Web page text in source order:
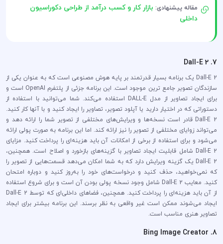
مقاله پیشنهادی: بازار کار و کسب درآمد از طراحی دکوراسیون
داخلی
7. Dall-E 2
Dall-E 2 یک برنامه بسیار قدرتمند بر پایه هوش مصنوعی است که به عنوان یکی از
سازندگان تصویر جامع ترین موجود است. این برنامه جزئی از پلتفرم OpenAI است و
برای ایجاد تصاویر از مدل DALL-E استفاده می‌کند. شما می‌توانید با استفاده از
دستوراتی که در اختیار دارید یا آپلود تصویر، تصاویر را ایجاد کنید و با آنها کار کنید.
Dall-E 2 قادر است نسخه‌ها و ویرایش‌های مختلفی از تصویر شما را ارائه دهد و
می‌تواند زوایای مختلفی از تصویر را نیز ارائه کند. اما این برنامه به صورت پولی ارائه
می‌شود و برای استفاده از برخی از امکانات آن باید هزینه‌ای را پرداخت کنید. مزایای
Dall-E 2 شامل قابلیت ایجاد تصاویر با گزینه‌های بازخورد و اصلاح است. همچنین،
Dall-E 2 یک گزینه ویرایش دارد که به شما امکان می‌دهد قسمت‌هایی از تصویر را
که نمی‌خواهید، حذف کنید و درخواست‌های خود را به‌روز کنید و دوباره امتحان
کنید. معایب Dall-E 2 شامل وجود نسخه پولی بودن آن است و برای شروع استفاده
از آن باید هزینه‌ای را پرداخت کنید. همچنین، فضاهای داخلی‌ای که توسط Dall-E 2
ایجاد می‌شوند ممکن است غیر واقعی به نظر برسند. این برنامه بیشتر برای ایجاد
تصاویر هنری مناسب است.
8. Bing Image Creator